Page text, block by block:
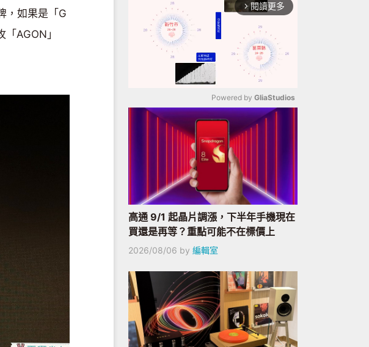
，如果是「G
AGON」
arrow_forward_ios 閱讀更多
Mute
Powered by GliaStudios
高通 9/1 起晶片調漲，下半年手機現在
買還是再等？重點可能不在標價上
2026/08/06 by 編輯室